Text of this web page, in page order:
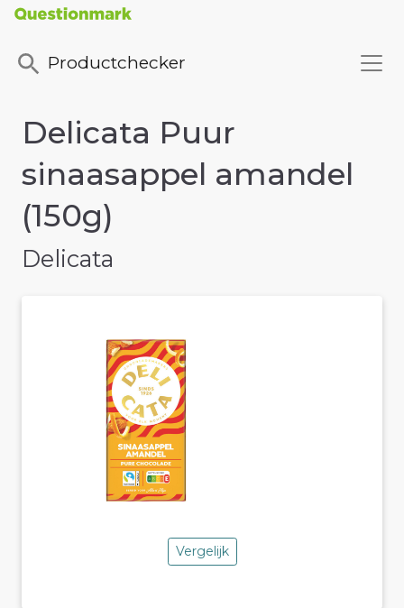
Productchecker
Delicata Puur
sinaasappel amandel
(150g)
Delicata
Vergelijk